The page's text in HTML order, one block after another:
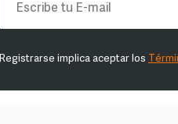
Registrarse implica aceptar los